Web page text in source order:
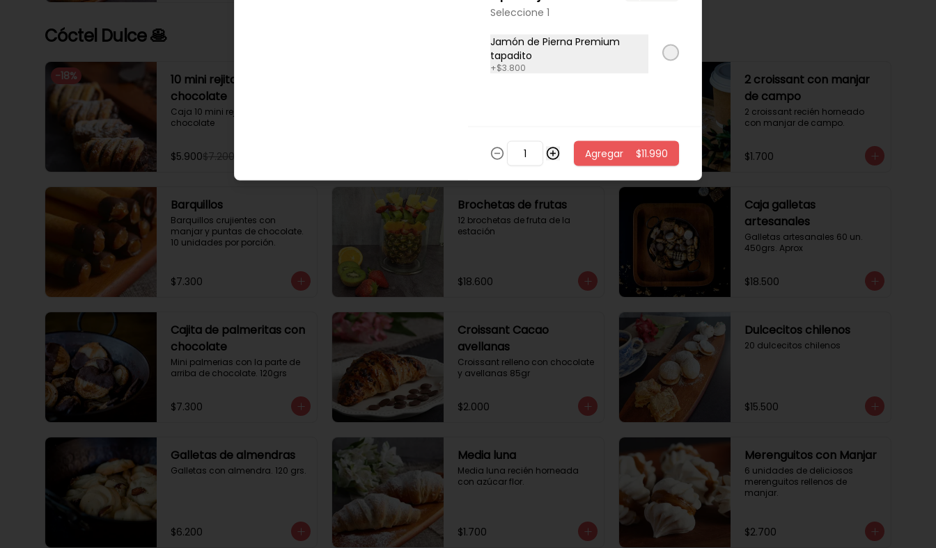
Cóctel Dulce 🥞
-18%
10 mini rejita rellena de
chocolate
Caja 10 mini rejita rellena de
chocolate
$5.900$7.200 $10.900
2 croissant con manjar
de campo
2 croissant recién horneado
con manjar de campo.
$1.700
Barquillos
Barquillos crujientes con
manjar y puntas de chocolate.
10 unidades por porción.
$7.300
Brochetas de frutas
12 brochetas de fruta de la
estación
$18.600
Caja galletas
artesanales
Galletas artesanales 60 un.
450grs. Aprox
$18.500
Cajita de palmeritas con
chocolate
Mini palmerias con la parte de
arriba de chocolate. 120grs
$7.300
Croissant Cacao
avellanas
Croissant relleno con chocolate
y avellanas 85gr
$2.000
Dulcecitos chilenos
20 dulcecitos chilenos
$15.500
Galletas de almendras
Galletas con almendra. 120 grs.
$6.200
Media luna
Media luna recién horneada
con azúcar flor.
$1.700
Merenguitos con Manjar
6 unidades de deliciosos
merenguitos rellenos de
manjar.
$2.700
Seleccione 1
Jamón de Pierna Premium
tapadito
+$3.800
Agregar $11.990